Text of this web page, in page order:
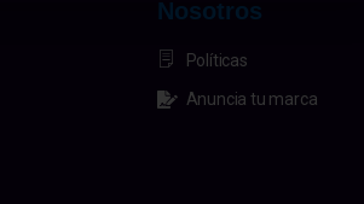
Nosotros
Políticas
Anuncia tu marca